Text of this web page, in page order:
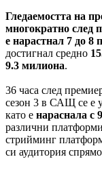
Гледаемостта на
многократно след
е нарастнал 7 до 8
достигнал средно
9.3 милиона.
36 часа след
сезон 3 в САЩ се е
като е нараснала с
различни
стрийминг
си аудитория